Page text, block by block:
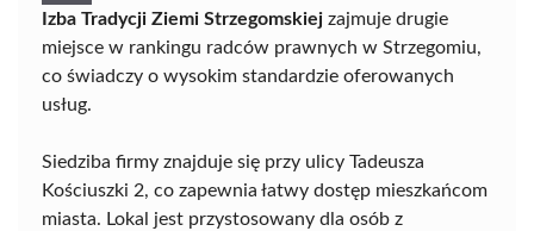
Izba Tradycji Ziemi Strzegomskiej zajmuje drugie
miejsce w rankingu radców prawnych w Strzegomiu,
co świadczy o wysokim standardzie oferowanych
usług.
Siedziba firmy znajduje się przy ulicy Tadeusza
Kościuszki 2, co zapewnia łatwy dostęp mieszkańcom
miasta. Lokal jest przystosowany dla osób z